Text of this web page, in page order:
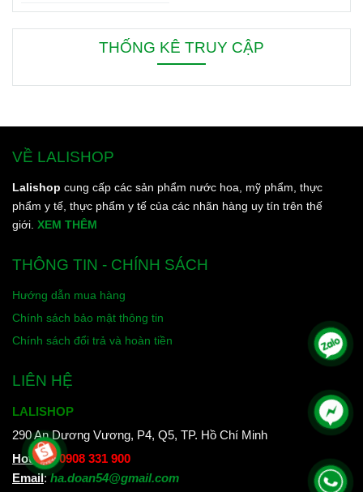
cơ thể thơm ngát từ sáng
đến tối, từ đầu đến chân.
THỐNG KÊ TRUY CẬP
VỀ LALISHOP
Lalishop cung cấp các sản phẩm nước hoa, mỹ phẩm, thực
phẩm y tế, thực phẩm y tế của các nhãn hàng uy tín trên thế
giới. XEM THÊM
THÔNG TIN - CHÍNH SÁCH
Hướng dẫn mua hàng
Chính sách bảo mật thông tin
Chính sách đổi trả và hoàn tiền
LIÊN HỆ
LALISHOP
290 An Dương Vương, P4, Q5, TP. Hồ Chí Minh
Hotline: 0908 331 900
Email:ha.doan54@gmail.com